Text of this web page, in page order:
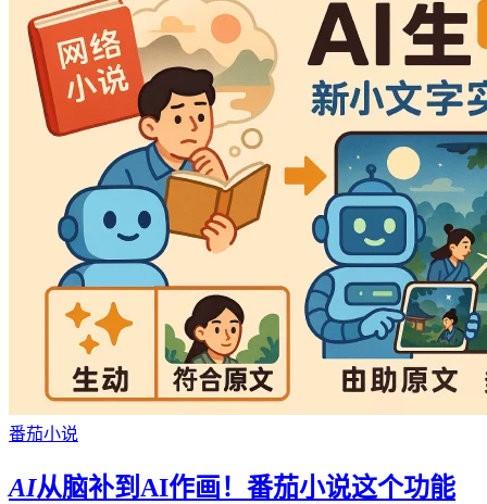
番茄小说
AI从脑补到AI作画！番茄小说这个功能